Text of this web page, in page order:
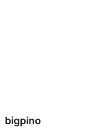
bigpino